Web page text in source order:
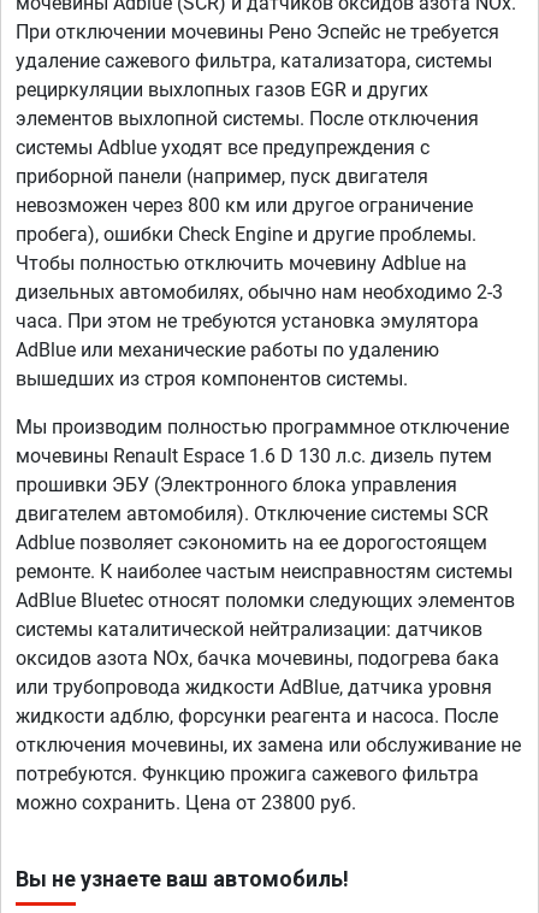
При отключении мочевины Рено Эспейс не требуется
удаление сажевого фильтра, катализатора, системы
рециркуляции выхлопных газов EGR и других
элементов выхлопной системы. После отключения
системы Adblue уходят все предупреждения с
приборной панели (например, пуск двигателя
невозможен через 800 км или другое ограничение
пробега), ошибки Check Engine и другие проблемы.
Чтобы полностью отключить мочевину Adblue на
дизельных автомобилях, обычно нам необходимо 2-3
часа. При этом не требуются установка эмулятора
AdBlue или механические работы по удалению
вышедших из строя компонентов системы.
Мы производим полностью программное отключение
мочевины Renault Espace 1.6 D 130 л.с. дизель путем
прошивки ЭБУ (Электронного блока управления
двигателем автомобиля). Отключение системы SCR
Adblue позволяет сэкономить на ее дорогостоящем
ремонте. К наиболее частым неисправностям системы
AdBlue Bluetec относят поломки следующих элементов
системы каталитической нейтрализации: датчиков
оксидов азота NOx, бачка мочевины, подогрева бака
или трубопровода жидкости AdBlue, датчика уровня
жидкости адблю, форсунки реагента и насоса. После
отключения мочевины, их замена или обслуживание не
потребуются. Функцию прожига сажевого фильтра
можно сохранить. Цена от 23800 руб.
Вы не узнаете ваш автомобиль!